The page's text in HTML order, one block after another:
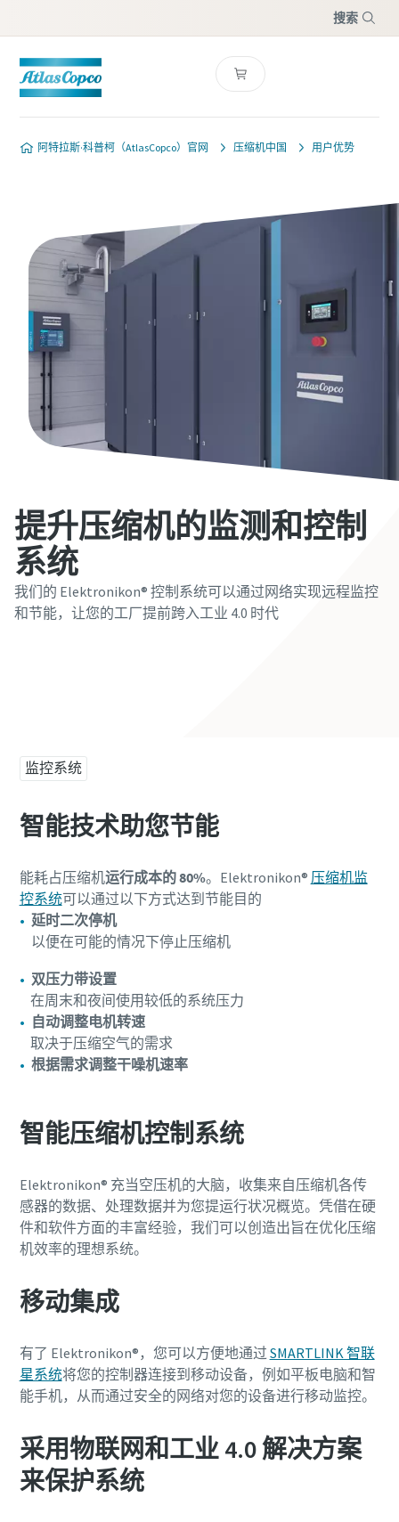
搜索
阿特拉斯·科普柯（AtlasCopco）官网 压缩机中国 用户优势
提升压缩机的监测和控制
系统
我们的 Elektronikon® 控制系统可以通过网络实现远程监控
和节能，让您的工厂提前跨入工业 4.0 时代
监控系统
智能技术助您节能
能耗占压缩机运行成本的 80%。Elektronikon® 压缩机监
控系统可以通过以下方式达到节能目的
延时二次停机
以便在可能的情况下停止压缩机
双压力带设置
在周末和夜间使用较低的系统压力
自动调整电机转速
取决于压缩空气的需求
根据需求调整干噪机速率
智能压缩机控制系统
Elektronikon® 充当空压机的大脑，收集来自压缩机各传
感器的数据、处理数据并为您提运行状况概览。凭借在硬
件和软件方面的丰富经验，我们可以创造出旨在优化压缩
机效率的理想系统。
移动集成
有了 Elektronikon®，您可以方便地通过 SMARTLINK 智联
星系统将您的控制器连接到移动设备，例如平板电脑和智
能手机，从而通过安全的网络对您的设备进行移动监控。
采用物联网和工业 4.0 解决方案
来保护系统